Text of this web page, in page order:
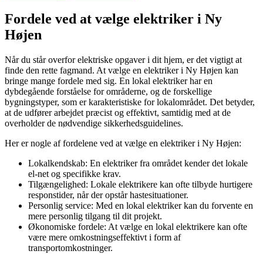
Fordele ved at vælge elektriker i Ny
Højen
Når du står overfor elektriske opgaver i dit hjem, er det vigtigt at
finde den rette fagmand. At vælge en elektriker i Ny Højen kan
bringe mange fordele med sig. En lokal elektriker har en
dybdegående forståelse for områderne, og de forskellige
bygningstyper, som er karakteristiske for lokalområdet. Det betyder,
at de udfører arbejdet præcist og effektivt, samtidig med at de
overholder de nødvendige sikkerhedsguidelines.
Her er nogle af fordelene ved at vælge en elektriker i Ny Højen:
Lokalkendskab: En elektriker fra området kender det lokale
el-net og specifikke krav.
Tilgængelighed: Lokale elektrikere kan ofte tilbyde hurtigere
responstider, når der opstår hastesituationer.
Personlig service: Med en lokal elektriker kan du forvente en
mere personlig tilgang til dit projekt.
Økonomiske fordele: At vælge en lokal elektrikere kan ofte
være mere omkostningseffektivt i form af
transportomkostninger.